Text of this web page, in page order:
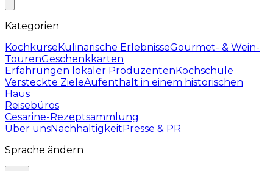
Kategorien
KochkurseKulinarische ErlebnisseGourmet- & Wein-
TourenGeschenkkarten
Erfahrungen lokaler ProduzentenKochschule
Versteckte ZieleAufenthalt in einem historischen
Haus
Reisebüros
Cesarine-Rezeptsammlung
Über unsNachhaltigkeitPresse & PR
Sprache ändern